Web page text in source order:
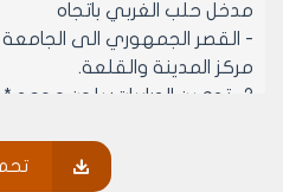
مدخل حلب الغربي باتجاه
- القصر الجمهوري الى الجامعة
مركز المدينة والقلعة.
3- تدهين الدرابيات: بلون
بالإضافة الى وضع لصاقات على
- لصاقه تحمل شعار الاحتفالية